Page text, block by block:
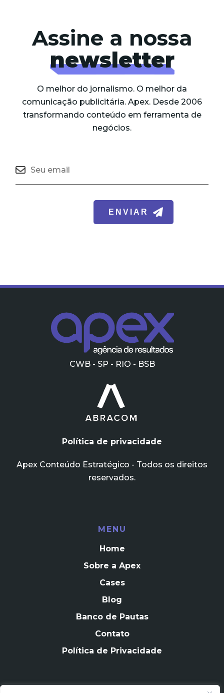
Assine a nossa
newsletter
O melhor do jornalismo. O melhor da
comunicação publicitária. Apex. Desde 2006
transformando conteúdo em ferramenta de
negócios.
CWB - SP - RIO - BSB
Política de privacidade
Apex Conteúdo Estratégico - Todos os direitos
reservados.
MENU
Home
Sobre a Apex
Cases
Blog
Banco de Pautas
Contato
Política de Privacidade